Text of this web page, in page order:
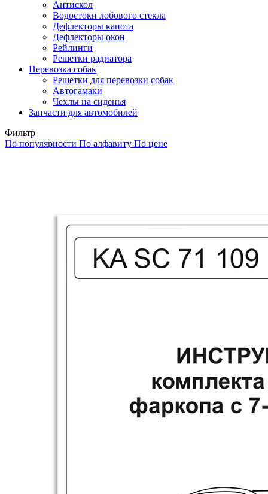
Антискол
Водостоки лобового стекла
Дефлекторы капота
Дефлекторы окон
Рейлинги
Решетки радиатора
Перевозка собак
Решетки для перевозки собак
Автогамаки
Чехлы на сиденья
Запчасти для автомобилей
Фильтр
По популярности По алфавиту По цене